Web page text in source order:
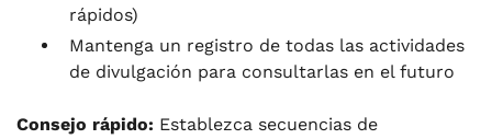
rápidos)
Mantenga un registro de todas las actividades
de divulgación para consultarlas en el futuro
Consejo rápido: Establezca secuencias de